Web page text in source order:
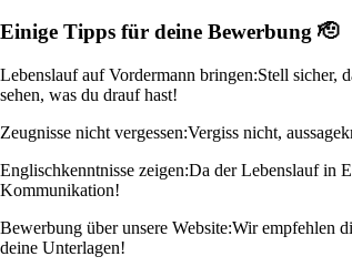
Einige Tipps für deine Bewerbung 🫡
Lebenslauf auf Vordermann bringen:Stell sicher,
sehen, was du drauf hast!
Zeugnisse nicht vergessen:Vergiss nicht,
Englischkenntnisse zeigen:Da der Lebenslauf in
Kommunikation!
Bewerbung über unsere Website:Wir empfehlen
deine Unterlagen!